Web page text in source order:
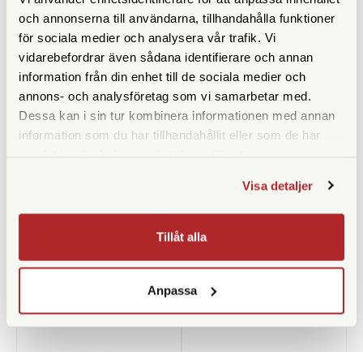
och annonserna till användarna, tillhandahålla funktioner
för sociala medier och analysera vår trafik. Vi
vidarebefordrar även sådana identifierare och annan
information från din enhet till de sociala medier och
annons- och analysföretag som vi samarbetar med.
Dessa kan i sin tur kombinera informationen med annan
information som du har tillhandahållit eller som de har
Visa detaljer
Tillåt alla
Anpassa
Finns i lager
1.490 SEK
Tillfälligt slut
1.490 SEK
ANDRA KÖPTE ÄVEN